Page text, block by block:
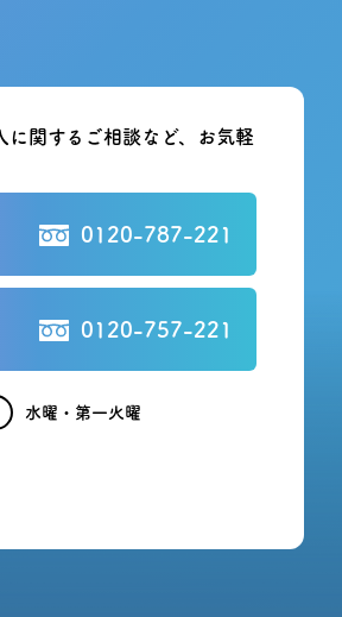
に関する ご相談など、お気軽
0120-787-221
0120-757-221
水曜・第一火曜